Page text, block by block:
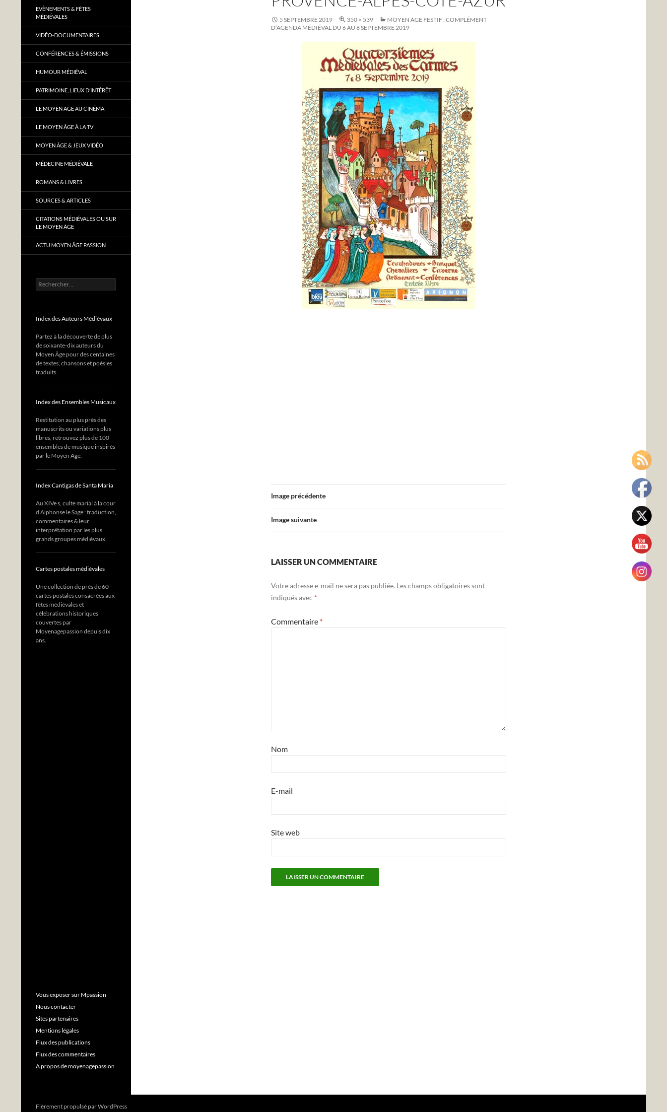
5 SEPTEMBRE 2019 350 × 539
MOYEN ÂGE FESTIF : COMPLÉMENT
D’AGENDA MÉDIÉVAL DU 6 AU 8 SEPTEMBRE 2019
Image précédente
Image suivante
LAISSER UN COMMENTAIRE
Votre adresse e-mail ne sera pas publiée. Les champs obligatoires sont
indiqués avec *
Commentaire *
Nom
E-mail
Site web
EVÈNEMENTS & FÊTES
MÉDIÉVALES
VIDÉO-DOCUMENTAIRES
CONFÉRENCES & ÉMISSIONS
HUMOUR MÉDIÉVAL
PATRIMOINE, LIEUX D’INTÉRÊT
LE MOYEN ÂGE AU CINÉMA
LE MOYEN ÂGE À LA TV
MOYEN ÂGE & JEUX VIDÉO
MÉDECINE MÉDIÉVALE
ROMANS & LIVRES
SOURCES & ARTICLES
CITATIONS MÉDIÉVALES OU SUR
LE MOYEN ÂGE
ACTU MOYEN ÂGE PASSION
Rechercher :
Index des Auteurs Médiévaux
Partez à la découverte de plus
de soixante-dix auteurs du
Moyen Âge pour des centaines
de textes, chansons et poésies
traduits.
Index des Ensembles Musicaux
Restitution au plus près des
manuscrits ou variations plus
libres, retrouvez plus de 100
ensembles de musique inspirés
par le Moyen Âge.
Index Cantigas de Santa Maria
Au XIVe s, culte marial à la cour
d’Alphonse le Sage : traduction,
commentaires & leur
interprétation par les plus
grands groupes médiévaux.
Cartes postales médiévales
Une collection de près de 60
cartes postales consacrées aux
fêtes médiévales et
célébrations historiques
couvertes par
Moyenagepassion depuis dix
ans.
Vous exposer sur Mpassion
Nous contacter
Sites partenaires
Mentions légales
Flux des publications
Flux des commentaires
A propos de moyenagepassion
Fièrement propulsé par WordPress